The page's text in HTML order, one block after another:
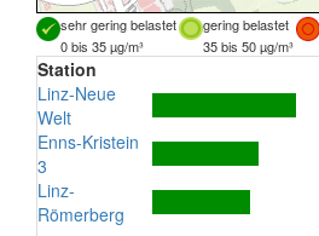
sehr gering belastet gering belastet
0 bis 35 µg/m³
35 bis 50 µg/m³
Station
Linz-Neue
Welt
Enns-Kristein
3
Linz-
Römerberg